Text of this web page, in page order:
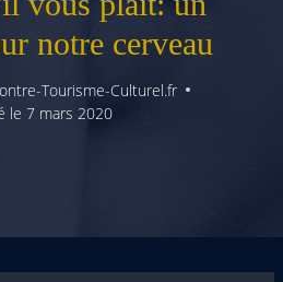
notre cerveau
Tourisme-Culturel.fr
le 7 mars 2020